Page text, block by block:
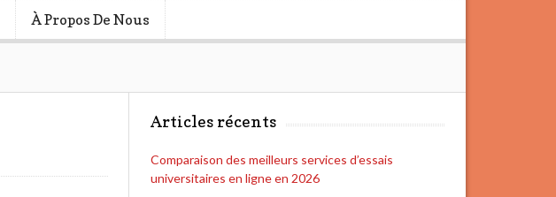
À Propos De Nous
Articles récents
Comparaison des meilleurs services d’essais
universitaires en ligne en 2026